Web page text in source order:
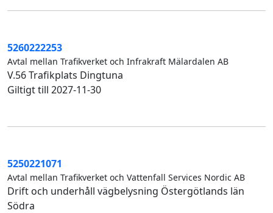
5260222253
Avtal mellan Trafikverket och Infrakraft Mälardalen AB
V.56 Trafikplats Dingtuna
Giltigt till 2027-11-30
5250221071
Avtal mellan Trafikverket och Vattenfall Services Nordic AB
Drift och underhåll vägbelysning Östergötlands län
Södra